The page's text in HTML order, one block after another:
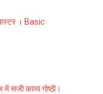
। Basic
में सजी काव्य गोष्ठी।